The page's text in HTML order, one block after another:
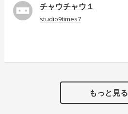
チャウチャウ１
studio9times7
もっと見る